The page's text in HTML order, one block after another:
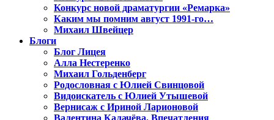
Конкурс новой драматургии «Ремарка»
Каким мы помним август 1991-го…
Михаил Швейцер
Блоги
Блог Лицея
Алла Нестеренко
Михаил Гольденберг
Родословная с Юлией Свинцовой
Видоискатель с Юлией Утышевой
Вернисаж с Ириной Ларионовой